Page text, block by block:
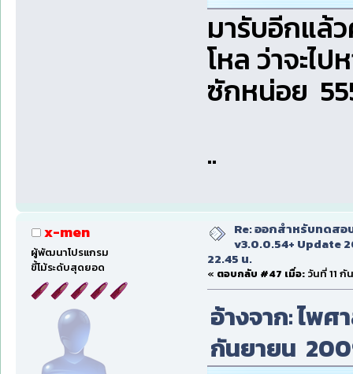
มารับอีกแล้
โหล ว่าจะไ
ซักหน่อย
..
x-men
ผู้พัฒนาโปรแกรม
ขี้โม้ระดับสุดยอด
Re: ออกสำหรับทดสอ
v3.0.0.54+ Update
22.45 น.
« ตอบกลับ #47 เมื่อ: วันที่ 11 กั
อ้างจาก: ไพศ
กันยายน